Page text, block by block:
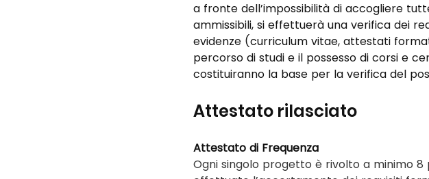
a fronte dell’impossibilità di accogliere
ammissibili, si effettuerà una verifica dei
evidenze (curriculum vitae, attestati
percorso di studi e il possesso di corsi e
costituiranno la base per la verifica del
Attestato rilasciato
Attestato di Frequenza
Ogni singolo progetto è rivolto a minimo